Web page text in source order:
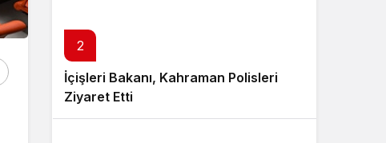
2
İçişleri Bakanı, Kahraman Polisleri
Ziyaret Etti